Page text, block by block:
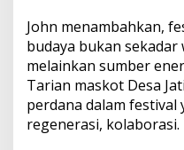
i
d
p
B
e
r
John menambahkan,
budaya bukan
melainkan sumber
Tarian maskot Desa
perdana dalam festival
regenerasi, kolaborasi.